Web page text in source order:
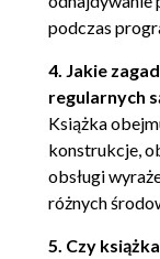
Metody i
wyrażeń
Inne
podczas
4. Jakie
regularnych
Książka
konstrukcje,
obsługi
różnych
5. Czy